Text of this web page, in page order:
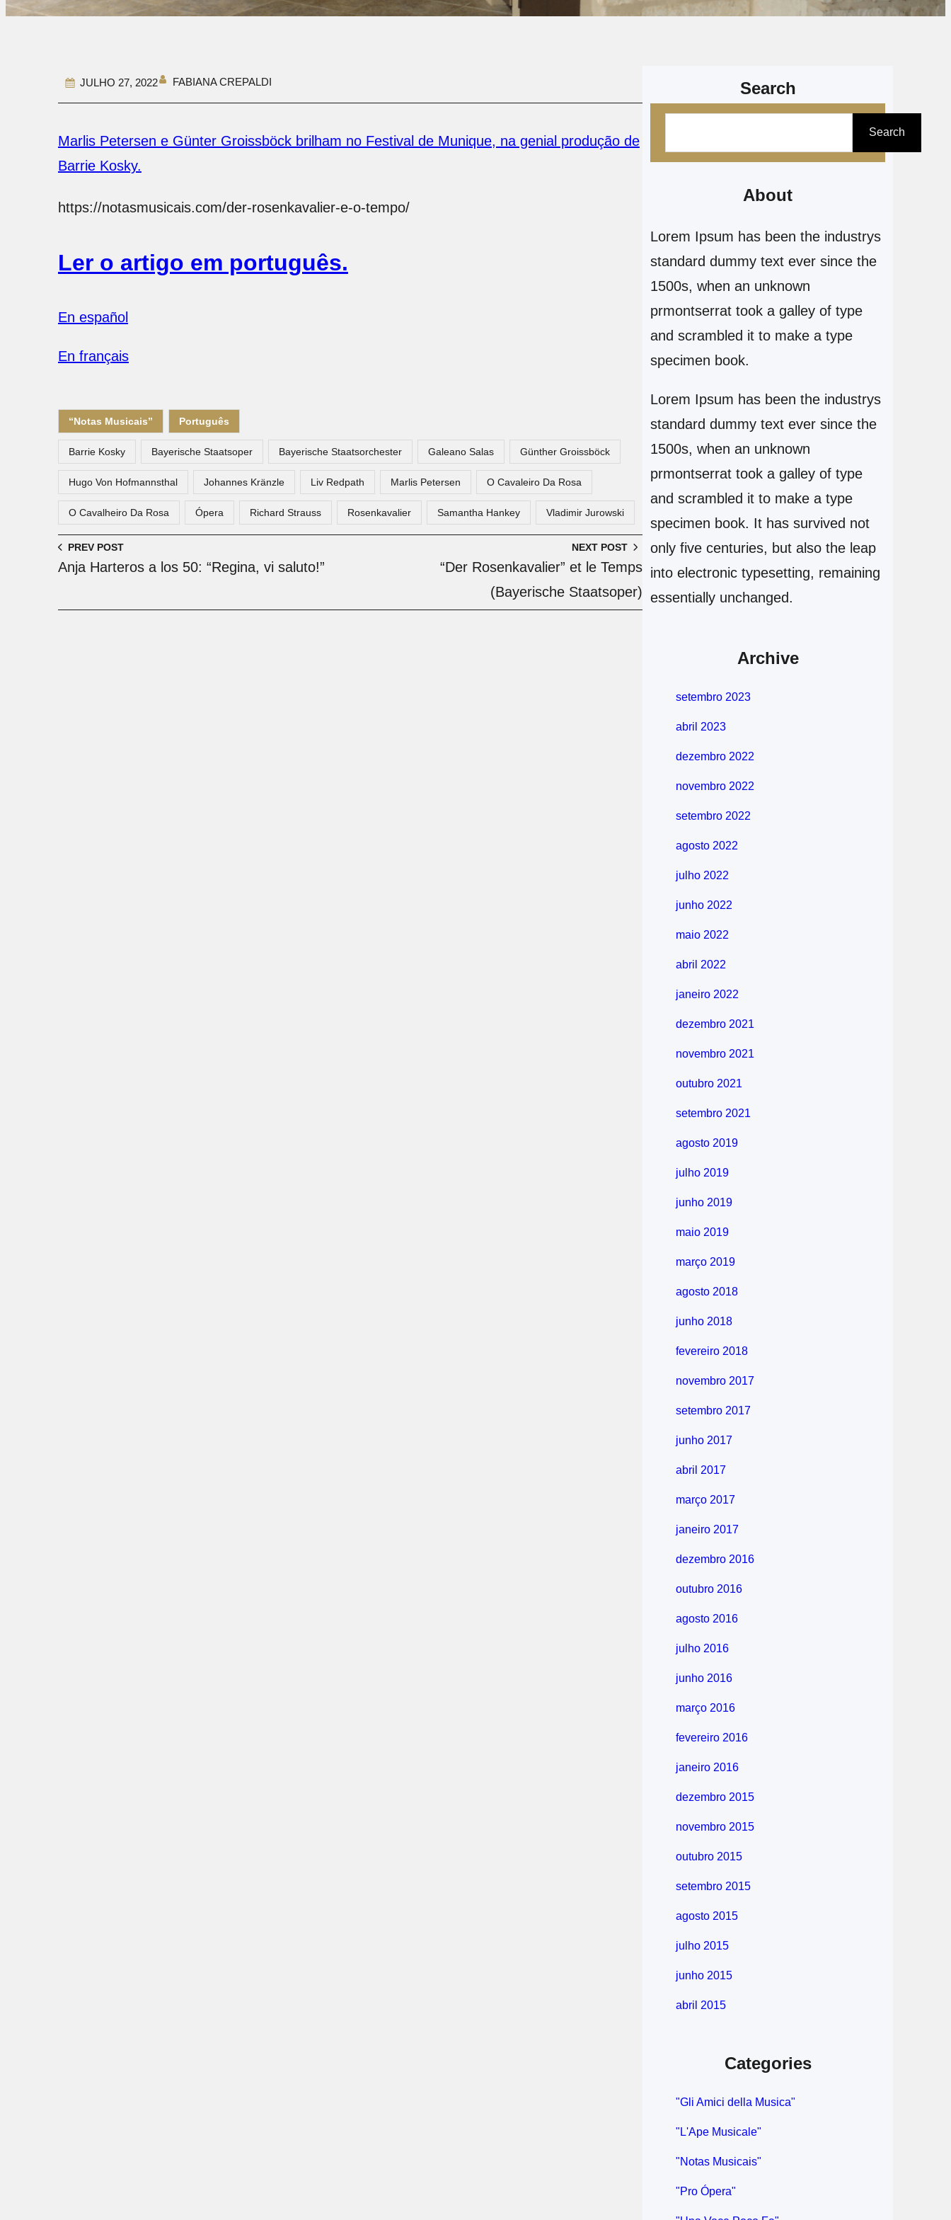
JULHO 27, 2022 FABIANA CREPALDI
Marlis Petersen e Günter Groissböck brilham no Festival de Munique, na genial produção de
Barrie Kosky.
https://notasmusicais.com/der-rosenkavalier-e-o-tempo/
Ler o artigo em português.
En español
En français
“Notas Musicais” Português
Barrie Kosky Bayerische Staatsoper Bayerische Staatsorchester Galeano Salas Günther Groissböck
Hugo Von Hofmannsthal Johannes Kränzle Liv Redpath Marlis Petersen O Cavaleiro Da Rosa
O Cavalheiro Da Rosa Ópera Richard Strauss Rosenkavalier Samantha Hankey Vladimir Jurowski
PREV POST
Anja Harteros a los 50: “Regina, vi saluto!”
NEXT POST
“Der Rosenkavalier” et le Temps
(Bayerische Staatsoper)
Search
s
i
s
a
r
Search
About
Lorem Ipsum has been the industrys
standard dummy text ever since the
1500s, when an unknown
prmontserrat took a galley of type
and scrambled it to make a type
specimen book.
Lorem Ipsum has been the industrys
standard dummy text ever since the
1500s, when an unknown
prmontserrat took a galley of type
and scrambled it to make a type
specimen book. It has survived not
only five centuries, but also the leap
into electronic typesetting, remaining
essentially unchanged.
Archive
setembro 2023
abril 2023
dezembro 2022
novembro 2022
setembro 2022
agosto 2022
julho 2022
junho 2022
maio 2022
abril 2022
janeiro 2022
dezembro 2021
novembro 2021
outubro 2021
setembro 2021
agosto 2019
julho 2019
junho 2019
maio 2019
março 2019
agosto 2018
junho 2018
fevereiro 2018
novembro 2017
setembro 2017
junho 2017
abril 2017
março 2017
janeiro 2017
dezembro 2016
outubro 2016
agosto 2016
julho 2016
junho 2016
março 2016
fevereiro 2016
janeiro 2016
dezembro 2015
novembro 2015
outubro 2015
setembro 2015
agosto 2015
julho 2015
junho 2015
abril 2015
Categories
"Gli Amici della Musica"
"L'Ape Musicale"
"Notas Musicais"
"Pro Ópera"